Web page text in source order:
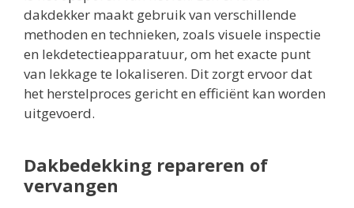
dakdekker maakt gebruik van verschillende
methoden en technieken, zoals visuele inspectie
en lekdetectieapparatuur, om het exacte punt
van lekkage te lokaliseren. Dit zorgt ervoor dat
het herstelproces gericht en efficiënt kan worden
uitgevoerd.
Dakbedekking repareren of
vervangen